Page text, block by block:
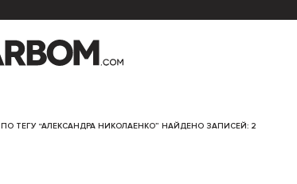
ПО ТЕГУ “АЛЕКСАНДРА НИКОЛАЕНКО” НАЙДЕНО ЗАПИСЕЙ: 2